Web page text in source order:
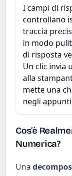
I campi di
controllano
traccia
in modo
di risposta
Un clic invia
alla
mette una
negli
Cos'è
Numerica?
Una